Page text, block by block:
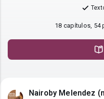
18 capítulos, 54
Nairoby Melendez